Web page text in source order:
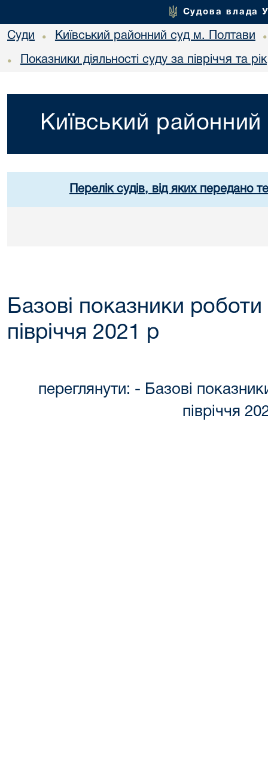
Судова влада
Суди • Київський районний суд м. Полтави •
• Показники діяльності суду за півріччя та рік
Київський
Перелік судів, від яких передано
Базові показники
півріччя 2021 р
переглянути: - Базові
півріччя